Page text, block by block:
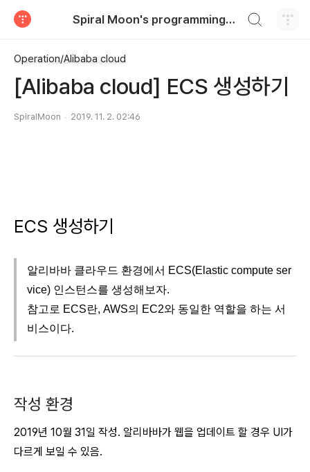
Spiral Moon's programming blog
Operation/Alibaba cloud
[Alibaba cloud] ECS 생성하기
SpiralMoon 2019. 11. 2. 02:46
ECS 생성하기
알리바바 클라우드 환경에서 ECS(Elastic compute ser
vice) 인스턴스를 생성해보자.
참고로 ECS란, AWS의 EC2와 동일한 역할을 하는 서
비스이다.
작성 환경
2019년 10월 31일 작성. 알리바바가 웹을 업데이트 할 경우 UI가
다르게 보일 수 있음.